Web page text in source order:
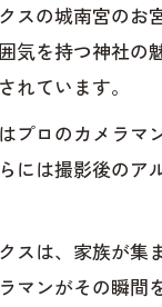
スの城南宮のお
気を持つ神社の
れています。
プロのカメラマ
には撮影後のア
スは、家族が集
マンがその瞬間